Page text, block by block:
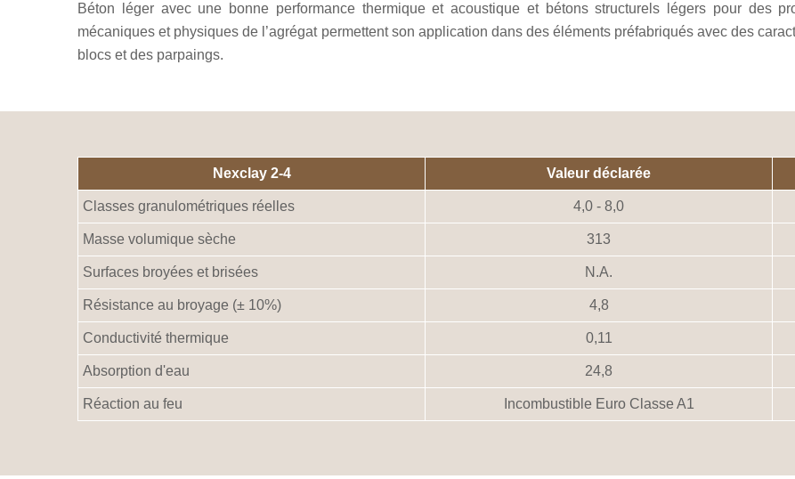
Béton léger avec une bonne performance thermique et acoustique et bétons structurels légers pour des
mécaniques et physiques de l’agrégat permettent son application dans des éléments préfabriqués avec des
blocs et des parpaings.
Nexclay 2-4 Valeur déclarée
Classes granulométriques réelles 4,0 - 8,0
Masse volumique sèche 313
Surfaces broyées et brisées N.A.
Résistance au broyage (± 10%) 4,8
Conductivité thermique 0,11
Absorption d'eau 24,8
Réaction au feu Incombustible Euro Classe A1